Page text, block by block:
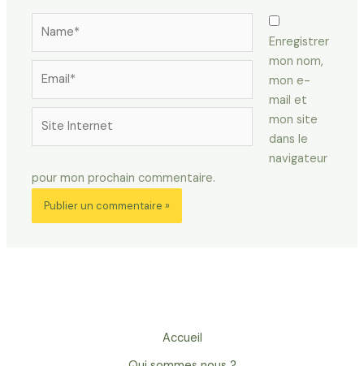
Enregistrer
mon nom,
mon e-
mail et
mon site
dans le
navigateur
pour mon prochain commentaire.
Accueil